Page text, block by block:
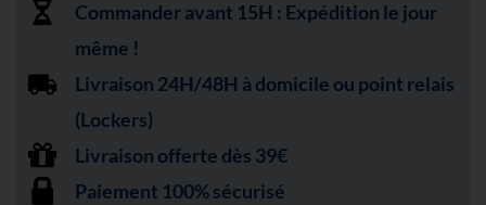
Commander avant 15H : Expédition le jour
même !
Livraison 24H/48H à domicile ou point relais
(Lockers)
Livraison offerte dès 39€
Paiement 100% sécurisé